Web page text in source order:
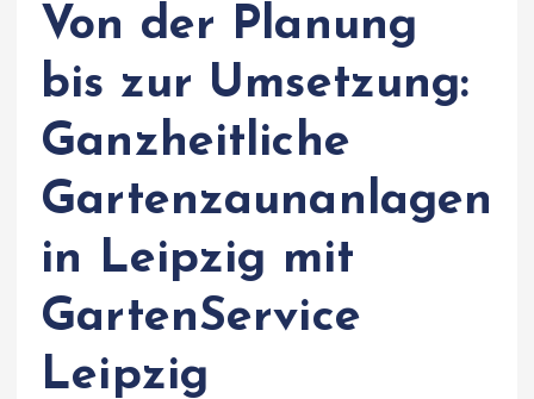
Von der Planung
bis zur Umsetzung:
Ganzheitliche
Gartenzaunanlagen
in Leipzig mit
GartenService
Leipzig